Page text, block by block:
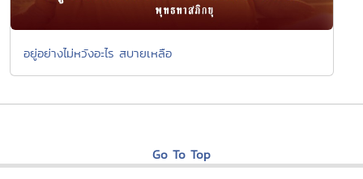
อยู่อย่างไม่หวังอะไร สบายเหลือ
Go To Top